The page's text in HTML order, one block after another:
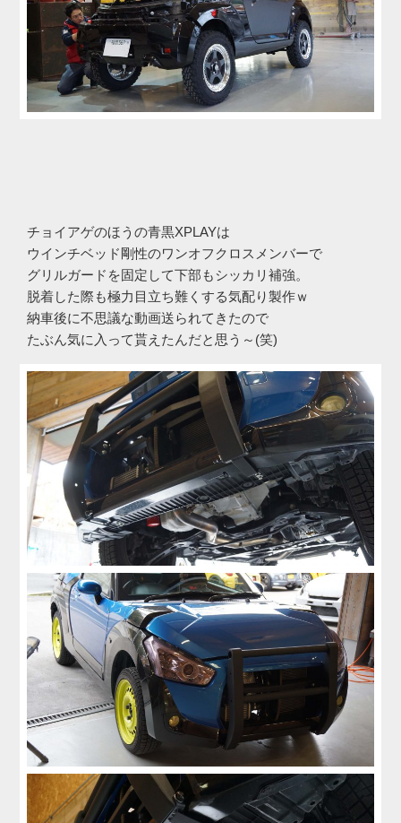
チョイアゲのほうの青黒XPLAYは
ウインチベッド剛性のワンオフクロスメンバーで
グリルガードを固定して下部もシッカリ補強。
脱着した際も極力目立ち難くする気配り製作ｗ
納車後に不思議な動画送られてきたので
たぶん気に入って貰えたんだと思う～(笑)